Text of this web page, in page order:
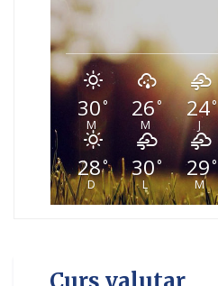
30°
M
26°
M
24°
J
28°
D
30°
L
29°
M